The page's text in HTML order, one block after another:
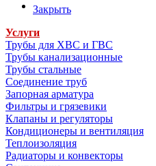
Закрыть
Услуги
Трубы для ХВС и ГВС
Трубы канализационные
Трубы стальные
Соединение труб
Запорная арматура
Фильтры и грязевики
Клапаны и регуляторы
Кондиционеры и вентиляция
Теплоизоляция
Радиаторы и конвекторы